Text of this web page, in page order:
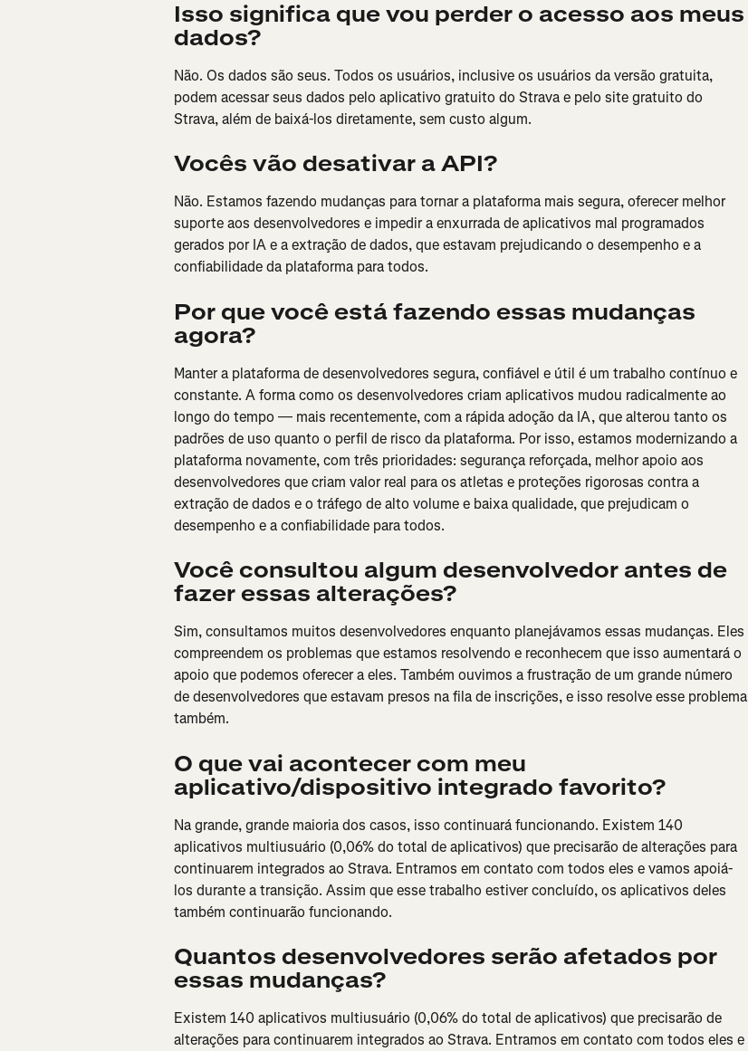
Isso significa que vou perder o acesso aos meus
dados?
Não. Os dados são seus. Todos os usuários, inclusive os usuários da versão gratuita,
podem acessar seus dados pelo aplicativo gratuito do Strava e pelo site gratuito do
Strava, além de baixá-los diretamente, sem custo algum.
Vocês vão desativar a API?
Não. Estamos fazendo mudanças para tornar a plataforma mais segura, oferecer melhor
suporte aos desenvolvedores e impedir a enxurrada de aplicativos mal programados
gerados por IA e a extração de dados, que estavam prejudicando o desempenho e a
confiabilidade da plataforma para todos.
Por que você está fazendo essas mudanças
agora?
Manter a plataforma de desenvolvedores segura, confiável e útil é um trabalho contínuo e
constante. A forma como os desenvolvedores criam aplicativos mudou radicalmente ao
longo do tempo — mais recentemente, com a rápida adoção da IA, que alterou tanto os
padrões de uso quanto o perfil de risco da plataforma. Por isso, estamos modernizando a
plataforma novamente, com três prioridades: segurança reforçada, melhor apoio aos
desenvolvedores que criam valor real para os atletas e proteções rigorosas contra a
extração de dados e o tráfego de alto volume e baixa qualidade, que prejudicam o
desempenho e a confiabilidade para todos.
Você consultou algum desenvolvedor antes de
fazer essas alterações?
Sim, consultamos muitos desenvolvedores enquanto planejávamos essas mudanças. Eles
compreendem os problemas que estamos resolvendo e reconhecem que isso aumentará o
apoio que podemos oferecer a eles. Também ouvimos a frustração de um grande número
de desenvolvedores que estavam presos na fila de inscrições, e isso resolve esse problema
também.
O que vai acontecer com meu
aplicativo/dispositivo integrado favorito?
Na grande, grande maioria dos casos, isso continuará funcionando. Existem 140
aplicativos multiusuário (0,06% do total de aplicativos) que precisarão de alterações para
continuarem integrados ao Strava. Entramos em contato com todos eles e vamos apoiá-
los durante a transição. Assim que esse trabalho estiver concluído, os aplicativos deles
também continuarão funcionando.
Quantos desenvolvedores serão afetados por
essas mudanças?
Existem 140 aplicativos multiusuário (0,06% do total de aplicativos) que precisarão de
alterações para continuarem integrados ao Strava. Entramos em contato com todos eles e